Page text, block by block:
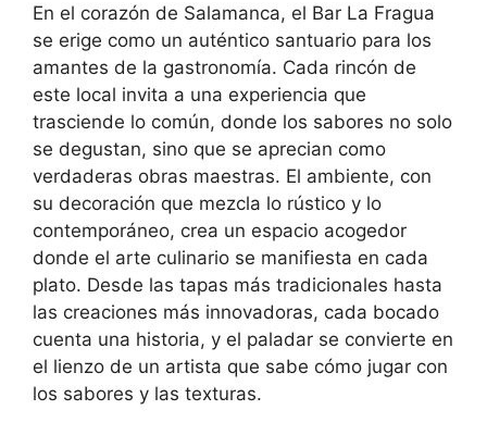
En el corazón de Salamanca, el Bar La Fragua
se erige como un auténtico santuario para los
amantes de la gastronomía. Cada rincón de
este local invita a una experiencia que
trasciende lo común, donde los sabores no solo
se degustan, sino que se aprecian como
verdaderas obras maestras. El ambiente, con
su decoración que mezcla lo rústico y lo
contemporáneo, crea un espacio acogedor
donde el arte culinario se manifiesta en cada
plato. Desde las tapas más tradicionales hasta
las creaciones más innovadoras, cada bocado
cuenta una historia, y el paladar se convierte en
el lienzo de un artista que sabe cómo jugar con
los sabores y las texturas.